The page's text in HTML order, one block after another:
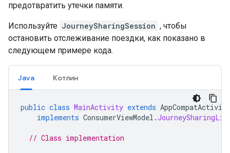
предотвратить утечки памяти.
Используйте JourneySharingSession , чтобы
остановить отслеживание поездки, как показано в
следующем примере кода.
Java Котлин
public class MainActivity extends AppCompatActivity
implements ConsumerViewModel .
// Class implementation